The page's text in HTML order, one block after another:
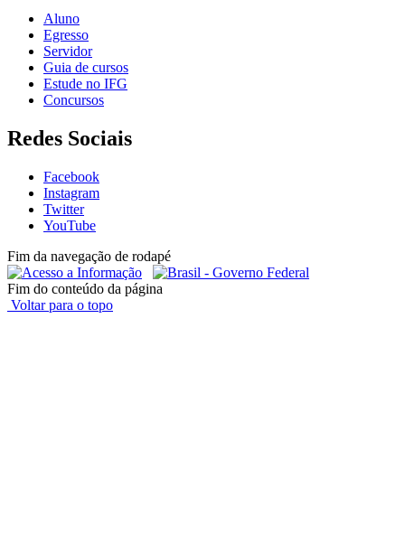
Aluno
Egresso
Servidor
Guia de cursos
Estude no IFG
Concursos
Redes Sociais
Facebook
Instagram
Twitter
YouTube
Fim da navegação de rodapé
Fim do conteúdo da página
Voltar para o topo